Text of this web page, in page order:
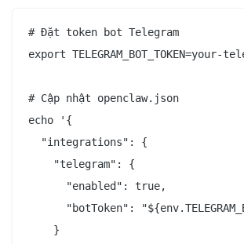
# Đặt token bot Telegram
export TELEGRAM_BOT_TOKEN=your-
# Cập nhật openclaw.json
echo '{
  "integrations": {
    "telegram": {
      "enabled": true,
"botToken":
    }